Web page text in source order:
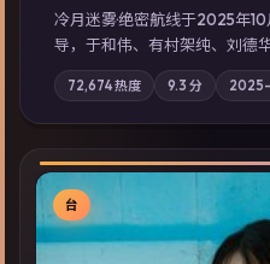
冷月迷雾·绝密航线于2025年
导，于和伟、有村架纯、刘德
轴，记忆碎片重组后，主角发
影与配乐强化地域气质；站内
剧在线看」延展检索同类型高
72,674热度 9.3 分
台